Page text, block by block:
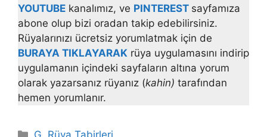
YOUTUBE kanalımız, ve PINTEREST sayfamıza
abone olup bizi oradan takip edebilirsiniz.
Rüyalarınızı ücretsiz yorumlatmak için de
BURAYA TIKLAYARAK rüya uygulamasını indirip
uygulamanın içindeki sayfaların altına yorum
olarak yazarsanız rüyanız (kahin) tarafından
hemen yorumlanır.
Kategoriler
G Rüya Tabirleri